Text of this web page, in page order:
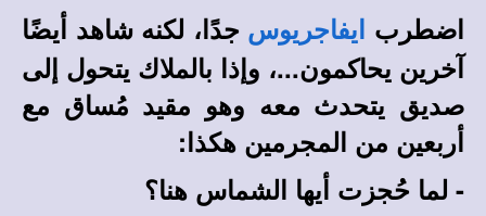
اضطرب
ايفاجريوس جدًا، لكنه شاهد أيضًا
آخرين يحاكمون...، وإذا بالملاك يتحول إلى
صديق يتحدث معه وهو مقيد مُساق مع
أربعين من المجرمين هكذا:
- لما حُجزت أيها الشماس هنا؟